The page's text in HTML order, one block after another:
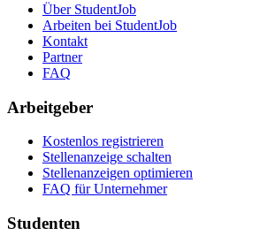
Über StudentJob
Arbeiten bei StudentJob
Kontakt
Partner
FAQ
Arbeitgeber
Kostenlos registrieren
Stellenanzeige schalten
Stellenanzeigen optimieren
FAQ für Unternehmer
Studenten